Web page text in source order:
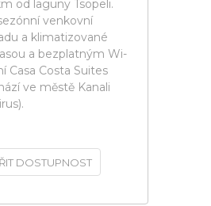
od laguny Tsopeli.
venkovní
a klimatizované
a bezplatným Wi-
Casa Costa Suites
ve městě Kanali
DOSTUPNOST